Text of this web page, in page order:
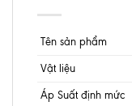
Tên sản phẩm
Vật liệu
Áp Suất định mức